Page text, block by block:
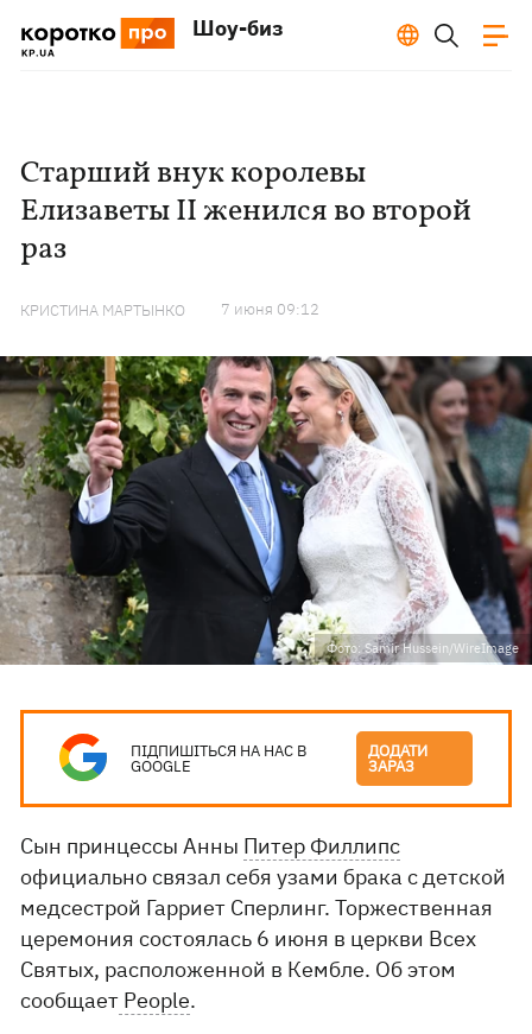
Шоу-биз
Старший внук королевы
Елизаветы II женился во второй
раз
КРИСТИНА МАРТЫНКО 7 июня 09:12
Фото: Samir Hussein/WireImage
ПІДПИШІТЬСЯ НА НАС В
GOOGLE
ДОДАТИ
ЗАРАЗ
Сын принцессы Анны Питер Филлипс
официально связал себя узами брака с детской
медсестрой Гарриет Сперлинг. Торжественная
церемония состоялась 6 июня в церкви Всех
Святых, расположенной в Кембле. Об этом
сообщает People.